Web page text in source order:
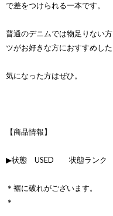
で差をつけられる一本です。
普通のデニムでは物足りない
ツがお好きな方におすすめした
気になった方はぜひ。
【商品情報】
▶状態 USED 状態ランク
＊裾に破れがございます。
＊